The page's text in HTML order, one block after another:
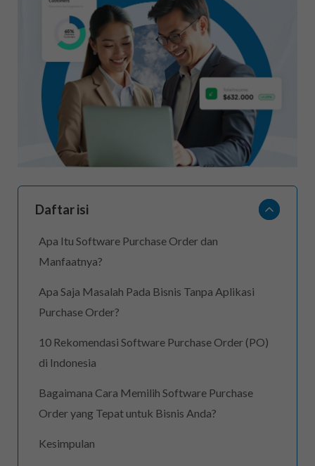
Daftar isi
Apa Itu Software Purchase Order dan
Manfaatnya?
Apa Saja Masalah Pada Bisnis Tanpa Aplikasi
Purchase Order?
10 Rekomendasi Software Purchase Order (PO)
di Indonesia
Bagaimana Cara Memilih Software Purchase
Order yang Tepat untuk Bisnis Anda?
Kesimpulan